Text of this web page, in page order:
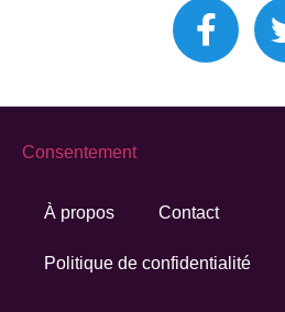
À propos Contact
Politique de confidentialité
Consentement